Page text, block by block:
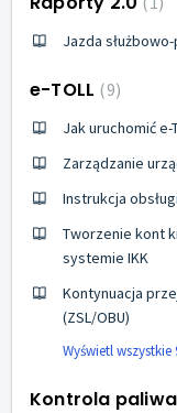
Jazda
e-TOLL 9
Jak uruchomić
Zarządzanie
Instrukcja
Tworzenie kont
systemie IKK
Kontynuacja
(ZSL/OBU)
Wyświetl wszystkie
Kontrola paliwa